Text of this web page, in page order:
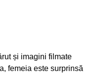
și imagini filmate
femeia este surprinsă